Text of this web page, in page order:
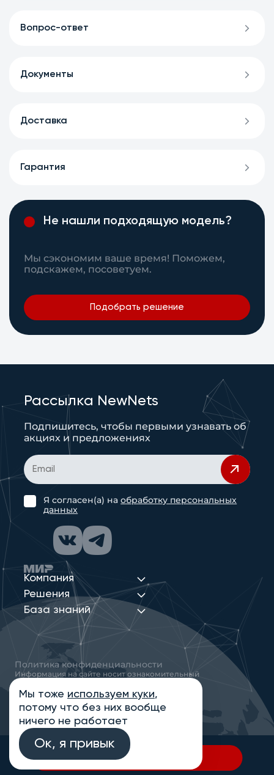
В спецификацию
Вопрос-ответ
Документы
Доставка
Гарантия
Не нашли подходящую модель?
Мы сэкономим ваше время! Поможем,
подскажем, посоветуем.
Подобрать решение
Компания
Решения
База знаний
Рассылка NewNets
Подпишитесь, чтобы первыми узнавать об
акциях и предложениях
Я согласен(а) наобработку персональных
данных
Политика конфиденциальности
Информация на сайте носит ознакомительный
характер и не является публичной офертой,
определяемой положениями статьи 437
Гражданского кодекса РФ
© 2013-2026 Новые Сети Интеграция
Мы тоже используем куки,
потому что без них вообще
ничего не работает
Ок, я привык